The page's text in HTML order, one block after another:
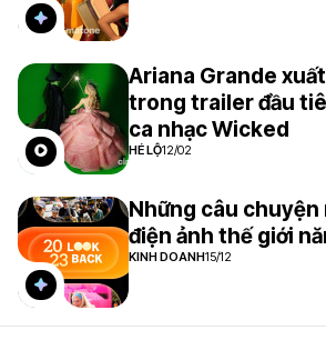
Ariana Grande
trong trailer đầu
ca nhạc Wicked
HÉ LỘ12/02
Những câu chuyện
điện ảnh thế giới
KINH DOANH15/12